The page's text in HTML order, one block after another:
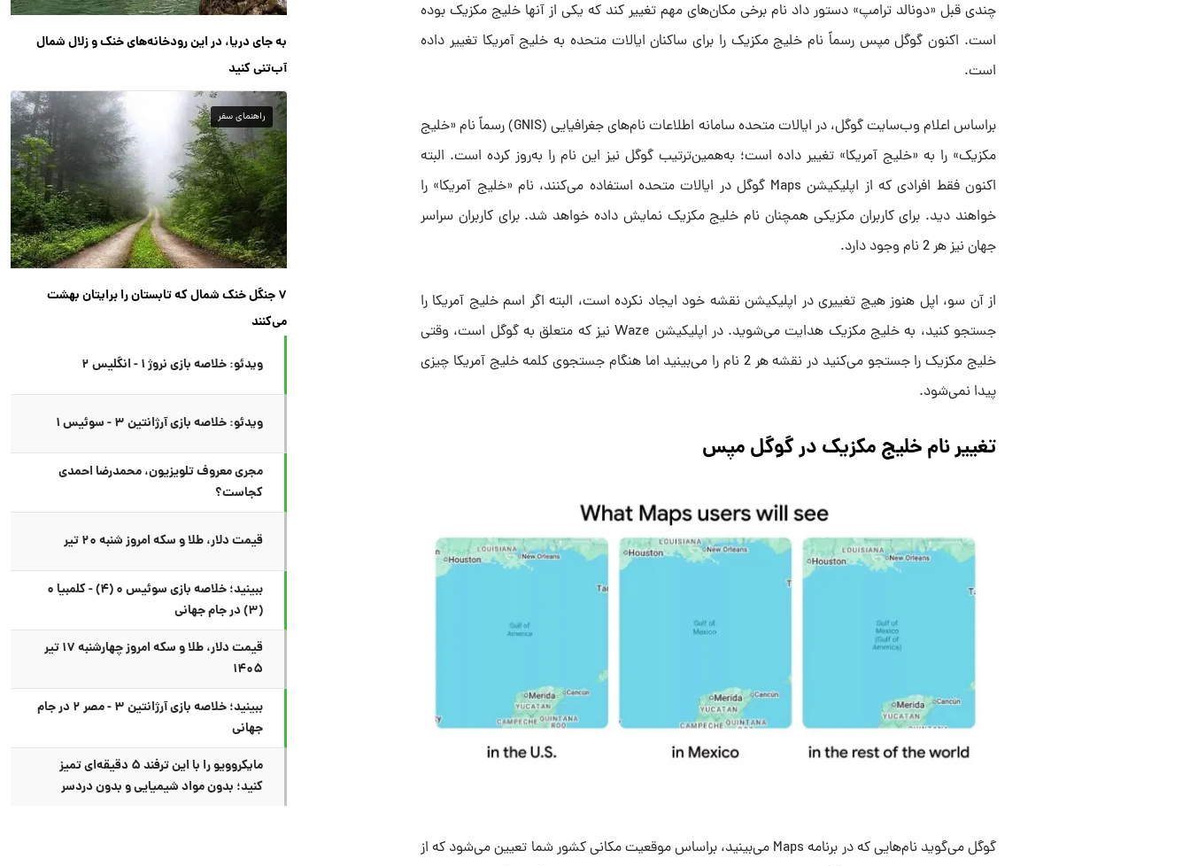
چندی قبل «دونالد ترامپ» دستور داد نام برخی مکان‌های مهم تغییر کند که یکی از آنها خلیج مکزیک بوده
است. اکنون گوگل مپس رسماً نام خلیج مکزیک را برای ساکنان ایالات متحده به خلیج آمریکا تغییر داده
است.
براساس اعلام وب‌سایت گوگل، در ایالات متحده سامانه اطلاعات نام‌های جغرافیایی (GNIS) رسماً نام «خلیج
مکزیک» را به «خلیج آمریکا» تغییر داده است؛ به‌همین‌ترتیب گوگل نیز این نام را به‌روز کرده است. البته
اکنون فقط افرادی که از اپلیکیشن Maps گوگل در ایالات متحده استفاده می‌کنند، نام «خلیج آمریکا» را
خواهند دید. برای کاربران مکزیکی همچنان نام خلیج مکزیک نمایش داده خواهد شد. برای کاربران سراسر
جهان نیز هر 2 نام وجود دارد.
از آن سو، اپل هنوز هیچ تغییری در اپلیکیشن نقشه خود ایجاد نکرده است، البته اگر اسم خلیج آمریکا را
جستجو کنید، به خلیج مکزیک هدایت می‌شوید. در اپلیکیشن Waze نیز که متعلق به گوگل است، وقتی
خلیج مکزیک را جستجو می‌کنید در نقشه هر 2 نام را می‌بینید اما هنگام جستجوی کلمه خلیج آمریکا چیزی
پیدا نمی‌شود.
تغییر نام خلیج مکزیک در گوگل مپس
گوگل می‌گوید نام‌هایی که در برنامه Maps می‌بینید، براساس موقعیت مکانی کشور شما تعیین می‌شود که از
به جای دریا، در این رودخانه‌های خنک و زلال شمال
آب‌تنی کنید
راهنمای سفر
۷ جنگل خنک شمال که تابستان را برایتان بهشت
می‌کنند
ویدئو: خلاصه بازی نروژ ۱ - انگلیس ۲
ویدئو: خلاصه بازی آرژانتین ۳ - سوئیس ۱
مجری معروف تلویزیون، محمدرضا احمدی
کجاست؟
قیمت دلار، طلا و سکه امروز شنبه ۲۰ تیر
ببینید؛ خلاصه بازی سوئیس ۰ (۴) - کلمبیا ۰
(۳) در جام جهانی
قیمت دلار، طلا و سکه امروز چهارشنبه ۱۷ تیر
۱۴۰۵
ببینید؛ خلاصه بازی آرژانتین ۳ - مصر ۲ در جام
جهانی
مایکروویو را با این ترفند ۵ دقیقه‌ای تمیز
کنید؛ بدون مواد شیمیایی و بدون دردسر